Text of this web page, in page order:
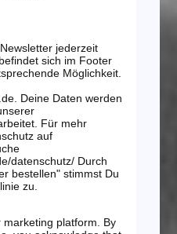
jederzeit
sich im Footer
Möglichkeit.
Deine Daten werden
Für mehr
auf
datenschutz/ Durch
bestellen" stimmst Du
zu.
platform. By